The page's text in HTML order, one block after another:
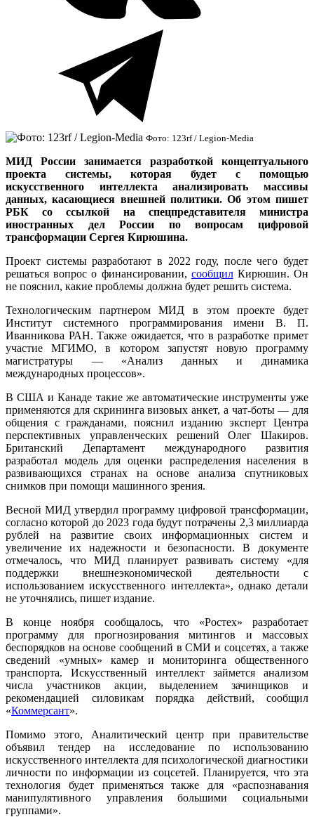
Фото: 123rf / Legion-Media
МИД России занимается разработкой концептуального
проекта системы, которая будет с помощью
искусственного интеллекта анализировать массивы
данных, касающиеся внешней политики. Об этом пишет
РБК со ссылкой на спецпредставителя министра
иностранных дел России по вопросам цифровой
трансформации Сергея Кирюшина.
Проект системы разработают в 2022 году, после чего будет
решаться вопрос о финансировании, сообщилКирюшин. Он
не пояснил, какие проблемы должна будет решить система.
Технологическим партнером МИД в этом проекте будет
Институт системного программирования имени В. П.
Иванникова РАН. Также ожидается, что в разработке примет
участие МГИМО, в котором запустят новую программу
магистратуры — «Анализ данных и динамика
международных процессов».
В США и Канаде такие же автоматические инструменты уже
применяются для скрининга визовых анкет, а чат-боты — для
общения с гражданами, пояснил изданию эксперт Центра
перспективных управленческих решений Олег Шакиров.
Британский Департамент международного развития
разработал модель для оценки распределения населения в
развивающихся странах на основе анализа спутниковых
снимков при помощи машинного зрения.
Весной МИД утвердил программу цифровой трансформации,
согласно которой до 2023 года будут потрачены 2,3 миллиарда
рублей на развитие своих информационных систем и
увеличение их надежности и безопасности. В документе
отмечалось, что МИД планирует развивать систему «для
поддержки внешнеэкономической деятельности с
использованием искусственного интеллекта», однако детали
не уточнялись, пишет издание.
В конце ноября сообщалось, что «Ростех» разработает
программу для прогнозирования митингов и массовых
беспорядков на основе сообщений в СМИ и соцсетях, а также
сведений «умных» камер и мониторинга общественного
транспорта. Искусственный интеллект займется анализом
числа участников акции, выделением зачинщиков и
рекомендацией силовикам порядка действий, сообщил
«Коммерсант».
Помимо этого, Аналитический центр при правительстве
объявил тендер на исследование по использованию
искусственного интеллекта для психологической диагностики
личности по информации из соцсетей. Планируется, что эта
технология будет применяться также для «распознавания
манипулятивного управления большими социальными
группами».